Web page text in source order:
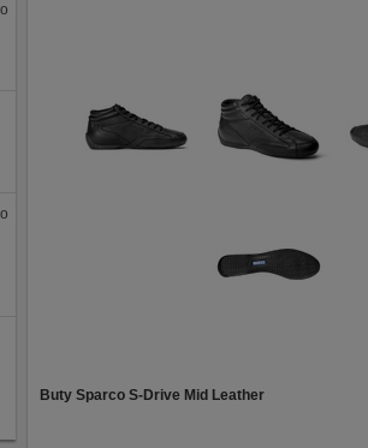
Buty Sparco S-Drive Mid Leather